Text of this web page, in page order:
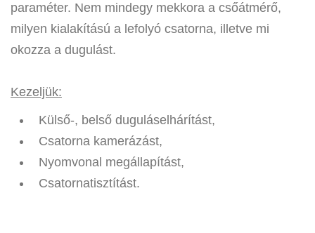
paraméter. Nem mindegy mekkora a csőátmérő,
milyen kialakítású a lefolyó csatorna, illetve mi
okozza a dugulást.
Kezeljük:
Külső-, belső duguláselhárítást,
Csatorna kamerázást,
Nyomvonal megállapítást,
Csatornatisztítást.